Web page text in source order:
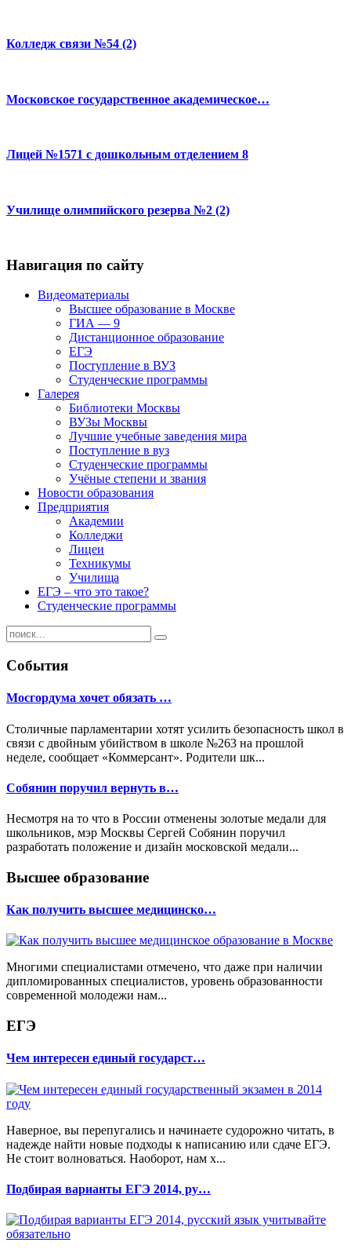
Колледж связи №54 (2)
Московское государственное академическое…
Лицей №1571 с дошкольным отделением 8
Училище олимпийского резерва №2 (2)
Навигация по сайту
Видеоматериалы
Высшее образование в Москве
ГИА — 9
Дистанционное образование
ЕГЭ
Поступление в ВУЗ
Студенческие программы
Галерея
Библиотеки Москвы
ВУЗы Москвы
Лучшие учебные заведения мира
Поступление в вуз
Студенческие программы
Учёные степени и звания
Новости образования
Предприятия
Академии
Колледжи
Лицеи
Техникумы
Училища
ЕГЭ – что это такое?
Студенческие программы
События
Мосгордума хочет обязать …
Столичные парламентарии хотят усилить безопасность школ в
связи с двойным убийством в школе №263 на прошлой
неделе, сообщает «Коммерсант». Родители шк...
Собянин поручил вернуть в…
Несмотря на то что в России отменены золотые медали для
школьников, мэр Москвы Сергей Собянин поручил
разработать положение и дизайн московской медали...
Высшее образование
Как получить высшее медицинско…
Многими специалистами отмечено, что даже при наличии
дипломированных специалистов, уровень образованности
современной молодежи нам...
ЕГЭ
Чем интересен единый государст…
Наверное, вы перепугались и начинаете судорожно читать, в
надежде найти новые подходы к написанию или сдаче ЕГЭ.
Не стоит волноваться. Наоборот, нам х...
Подбирая варианты ЕГЭ 2014, ру…